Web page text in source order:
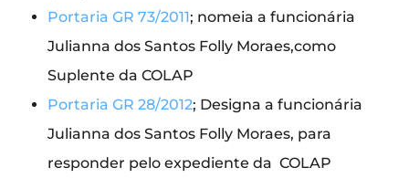
Portaria GR 73/2011; nomeia a funcionária
Julianna dos Santos Folly Moraes,como
Suplente da COLAP
Portaria GR 28/2012; Designa a funcionária
Julianna dos Santos Folly Moraes, para
responder pelo expediente da COLAP